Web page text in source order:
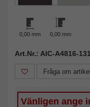
0,00 mm 0,00 mm
Art.Nr.: AIC-A4816-
Fråga om
Vänligen ange